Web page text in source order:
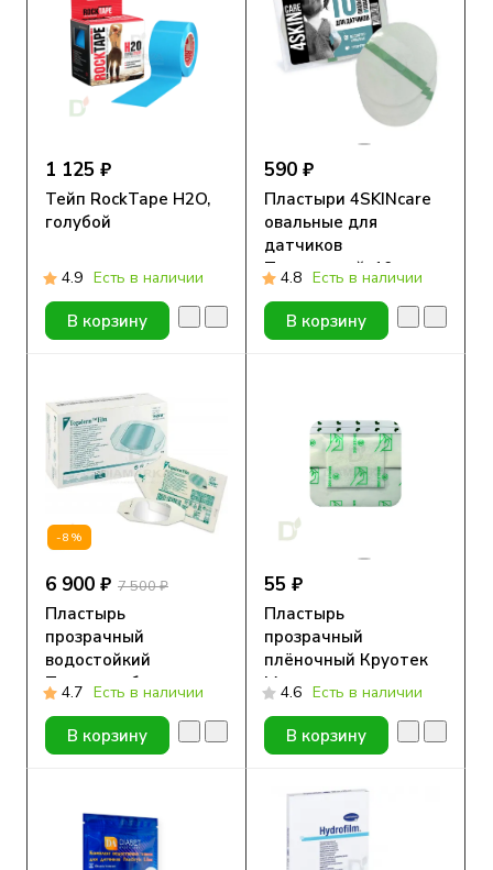
1 125 ₽
Тейп RockTape H2O,
голубой
4.9 Есть в наличии
В корзину
590 ₽
Пластыри 4SKINcare
овальные для
датчиков
Прозрачный, 10 шт
4.8 Есть в наличии
В корзину
-8%
6 900 ₽ 7 500 ₽
Пластырь
прозрачный
водостойкий
Тегадерм без выреза
(3M™ Tegaderm Film)
1624W, 6 x 7 см, упак.
100 шт
4.7 Есть в наличии
В корзину
55 ₽
Пластырь
прозрачный
плёночный Круотек
Медитек с
подушечкой, 9x10см
4.6 Есть в наличии
В корзину